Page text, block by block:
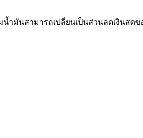
มันสามารถเปลี่ยนเป็นส่วนลดเงินสดข